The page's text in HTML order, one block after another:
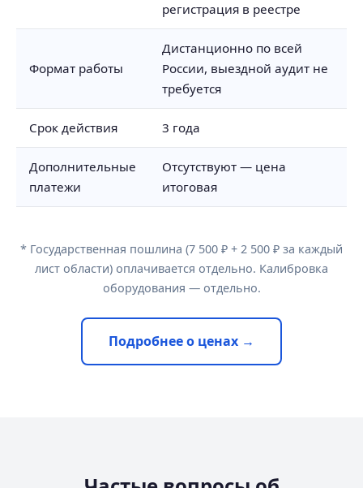
регистрация в реестре
Формат работы
Дистанционно по всей
России, выездной аудит не
требуется
Срок действия 3 года
Дополнительные
платежи
Отсутствуют — цена
итоговая
* Государственная пошлина (7 500 ₽ + 2 500 ₽ за каждый
лист области) оплачивается отдельно. Калибровка
оборудования — отдельно.
Подробнее о ценах →